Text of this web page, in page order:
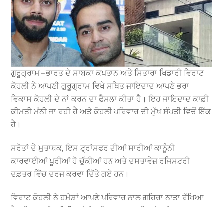
ਗੁਰੂਗ੍ਰਾਮ – ਭਾਰਤ ਦੇ ਸਾਬਕਾ ਕਪਤਾਨ ਅਤੇ ਸਿਤਾਰਾ ਖਿਡਾਰੀ ਵਿਰਾਟ
ਕੋਹਲੀ ਨੇ ਆਪਣੀ ਗੁਰੂਗ੍ਰਾਮ ਵਿਖੇ ਸਥਿਤ ਜਾਇਦਾਦ ਆਪਣੇ ਭਰਾ
ਵਿਕਾਸ ਕੋਹਲੀ ਦੇ ਨਾਂ ਕਰਨ ਦਾ ਫੈਸਲਾ ਕੀਤਾ ਹੈ। ਇਹ ਜਾਇਦਾਦ ਕਾਫ਼ੀ
ਕੀਮਤੀ ਮੰਨੀ ਜਾ ਰਹੀ ਹੈ ਅਤੇ ਕੋਹਲੀ ਪਰਿਵਾਰ ਦੀ ਮੁੱਖ ਸੰਪਤੀ ਵਿਚੋਂ ਇੱਕ
ਹੈ।
ਸਰੋਤਾਂ ਦੇ ਮੁਤਾਬਕ, ਇਸ ਟ੍ਰਾਂਸਫਰ ਦੀਆਂ ਸਾਰੀਆਂ ਕਾਨੂੰਨੀ
ਕਾਰਵਾਈਆਂ ਪੂਰੀਆਂ ਹੋ ਚੁੱਕੀਆਂ ਹਨ ਅਤੇ ਦਸਤਾਵੇਜ਼ ਰਜਿਸਟਰੀ
ਦਫ਼ਤਰ ਵਿੱਚ ਦਰਜ ਕਰਵਾ ਦਿੱਤੇ ਗਏ ਹਨ।
ਵਿਰਾਟ ਕੋਹਲੀ ਨੇ ਹਮੇਸ਼ਾਂ ਆਪਣੇ ਪਰਿਵਾਰ ਨਾਲ ਗਹਿਰਾ ਨਾਤਾ ਰੱਖਿਆ